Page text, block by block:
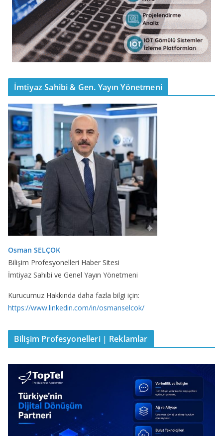
İmtiyaz Sahibi & Gen. Yayın Yönetmeni
Osman SELÇOK
Bilişim Profesyonelleri Haber Sitesi
İmtiyaz Sahibi ve Genel Yayın Yönetmeni
Kurucumuz Hakkında daha fazla bilgi için:
https://www.linkedin.com/in/osmanselcok/
Bilişim Profesyonelleri | Reklamlar